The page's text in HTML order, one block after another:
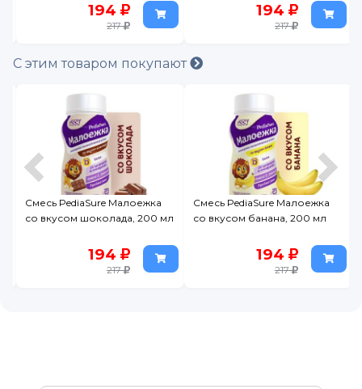
194
217
194
217
С этим товаром покупают
Смесь PediaSure Малоежка
со вкусом шоколада, 200 мл
194
217
Смесь PediaSure Малоежка
со вкусом банана, 200 мл
194
217